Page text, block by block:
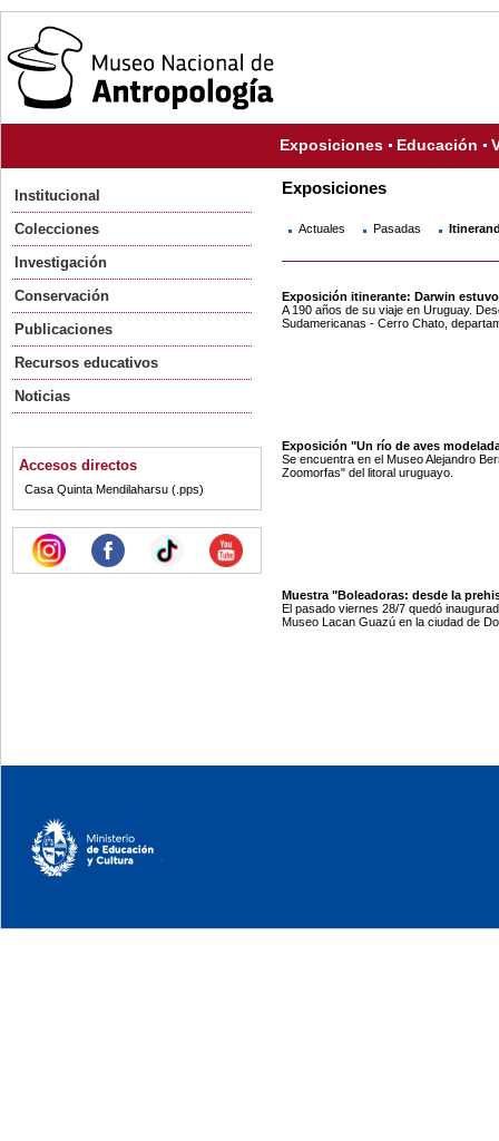
Exposiciones Educación
Institucional
Colecciones
Investigación
Conservación
Publicaciones
Recursos educativos
Noticias
Accesos directos
Casa Quinta Mendilaharsu (.pps)
Exposiciones
Actuales Pasadas
Exposición itinerante: Darwin
A 190 años de su viaje en Uruguay.
Sudamericanas - Cerro Chato,
Exposición "Un río de aves
Se encuentra en el Museo Alejandro
Zoomorfas" del litoral uruguayo.
Muestra "Boleadoras: desde la
El pasado viernes 28/7 quedó
Museo Lacan Guazú en la ciudad de